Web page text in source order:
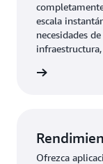
escala
necesidades
Ofrezca